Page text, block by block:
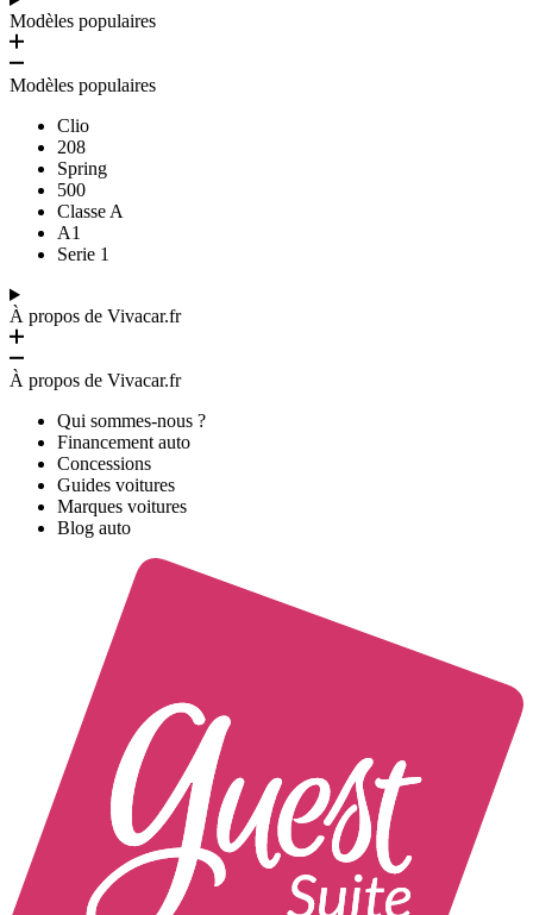
Modèles populaires
Modèles populaires
Clio
208
Spring
500
Classe A
A1
Serie 1
À propos de Vivacar.fr
À propos de Vivacar.fr
Qui sommes-nous ?
Financement auto
Concessions
Guides voitures
Marques voitures
Blog auto